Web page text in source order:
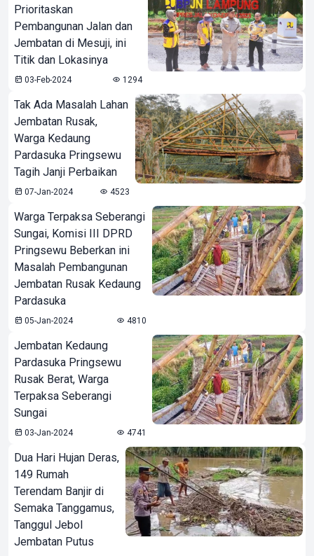
Prioritaskan
Pembangunan Jalan dan
Jembatan di Mesuji, ini
Titik dan Lokasinya
03-Feb-2024 1294
Tak Ada Masalah Lahan
Jembatan Rusak,
Warga Kedaung
Pardasuka Pringsewu
Tagih Janji Perbaikan
07-Jan-2024 4523
Warga Terpaksa Seberangi
Sungai, Komisi III DPRD
Pringsewu Beberkan ini
Masalah Pembangunan
Jembatan Rusak Kedaung
Pardasuka
05-Jan-2024 4810
Jembatan Kedaung
Pardasuka Pringsewu
Rusak Berat, Warga
Terpaksa Seberangi
Sungai
03-Jan-2024 4741
Dua Hari Hujan Deras,
149 Rumah
Terendam Banjir di
Semaka Tanggamus,
Tanggul Jebol
Jembatan Putus